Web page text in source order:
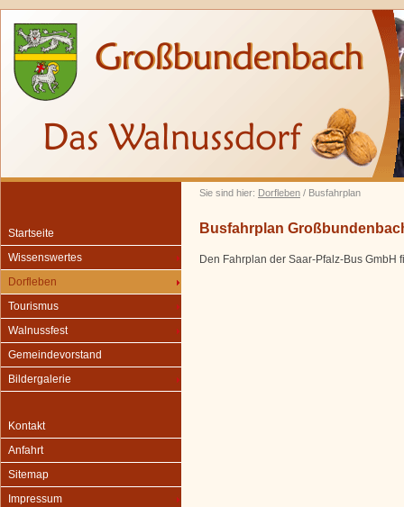
Sie sind hier: Dorfleben / Busfahrplan
Startseite
Wissenswertes
Dorfleben
Tourismus
Walnussfest
Gemeindevorstand
Bildergalerie
Kontakt
Anfahrt
Sitemap
Impressum
Busfahrplan
Den Fahrplan der Saar-Pfalz-Bus GmbH